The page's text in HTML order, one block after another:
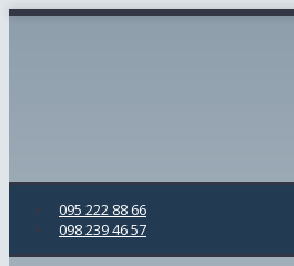
095 222 88 66
098 239 46 57